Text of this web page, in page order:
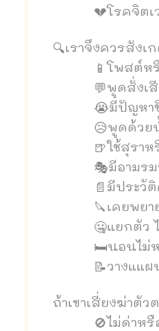
💔โรคจิตเ
🔍เราจึงควรสังเ
📱โพสต์ห
💬พูดสั่งเ
😭มีปัญหา
😥พูดด้วย
🍺ใช้สุรา
🎭มีอามร
📄มีประวั
🔪เคยพย
🤐แยกตัว
🛏นอนไม่
📝วางแแ
ถ้าเขาเสี่ยงฆ่าตัว
🚫ไม่ด่าหรื